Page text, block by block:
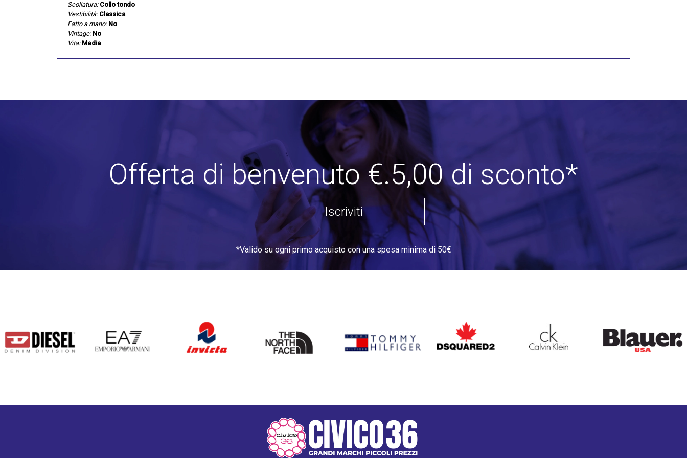
Scollatura: Collo tondo
Vestibilità: Classica
Fatto a mano: No
Vintage: No
Vita: Media
Offerta di benvenuto €.5,00 di sconto*
Iscriviti
*Valido su ogni primo acquisto con una spesa minima di 50€
INVICTA
NORTH
FACE
DSQUARED2 CALVIN KLEIN